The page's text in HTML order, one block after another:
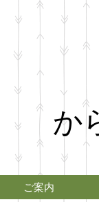
か
ご案内